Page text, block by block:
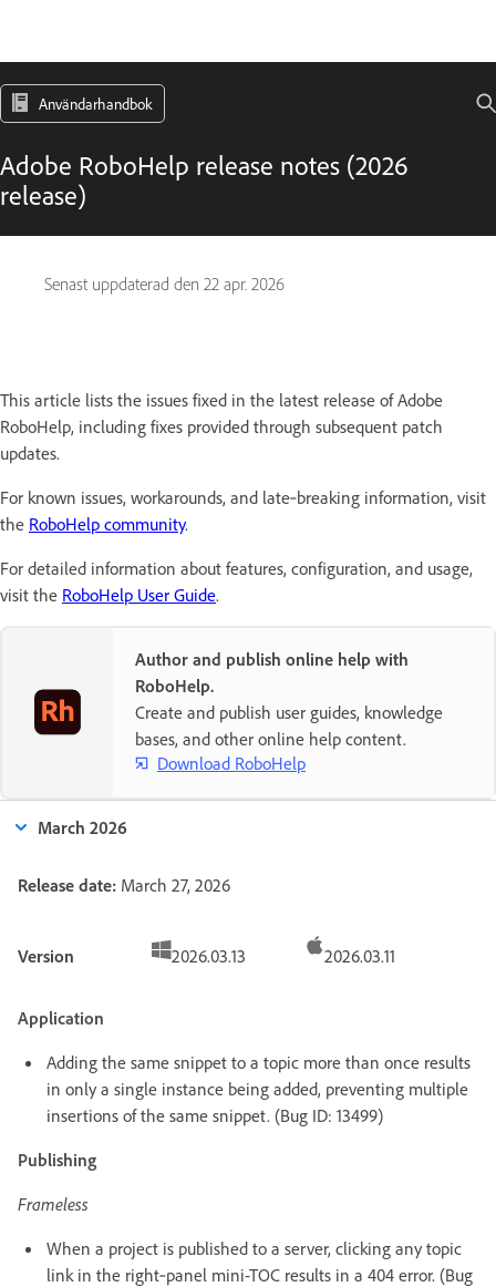
Användarhandbok
Adobe RoboHelp release notes (2026
release)
Senast uppdaterad den 22 apr. 2026
This article lists the issues fixed in the latest release of Adobe
RoboHelp, including fixes provided through subsequent patch
updates.
For known issues, workarounds, and late‑breaking information, visit
the RoboHelp community.
For detailed information about features, configuration, and usage,
visit the RoboHelp User Guide.
Author and publish online help with
RoboHelp.
Create and publish user guides, knowledge
bases, and other online help content.
Download RoboHelp
March 2026
Release date: March 27, 2026
Version 2026.03.13 2026.03.11
Application
Adding the same snippet to a topic more than once results
in only a single instance being added, preventing multiple
insertions of the same snippet. (Bug ID: 13499)
Publishing
Frameless
When a project is published to a server, clicking any topic
link in the right‑panel mini-TOC results in a 404 error. (Bug